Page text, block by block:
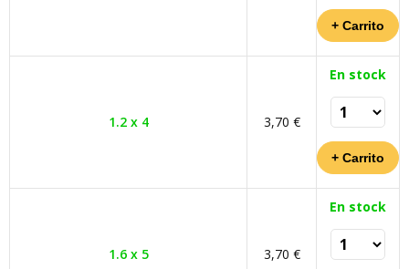
1.2 x 4 3,70 €
En stock
1.6 x 5 3,70 €
En stock